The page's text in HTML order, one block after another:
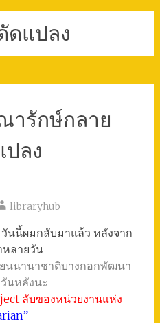
ดแปลง
ารักษ์กลาย
ลง
libraryhub
นนี้ผมกลับมาแล้ว หลังจาก
หลายวัน
นนานาชาติบางกอกพัฒนา
นหลังนะ
ลับของหน่วยงานแห่ง